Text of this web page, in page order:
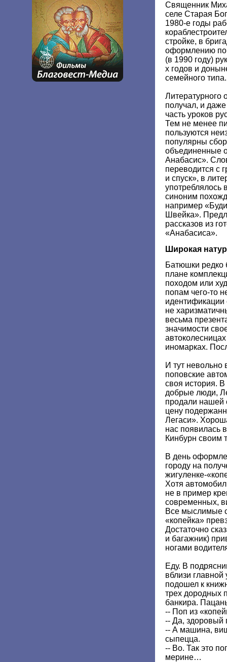
Священник
селе Старая
1980-е годы
стройке, в
оформлению
(в 1990 году)
х годов и
семейного типа.
Литературного
получал, и
часть уроков
Тем не менее
пользуются
популярны
объединенные
Анабасис».
переводится с
и спуск», в
употреблялось
синоним
например
Швейка».
рассказов из
«Анабасиса».
Широкая
Батюшки
плане
походом или
попам чего-то
не
весьма
значимости
иномарках.
И тут невольно
поповские
своя история.
добрые люди,
продали нашей
цену
Легаси».
нас появилась
Кинбурн своим
В день
городу на
жигуленке-
Хотя
не в пример
современных,
Все мыслимые
«копейка»
Достаточно
и багажник)
ногами
Еду. В
вблизи
подошел к
трех дородных
банкира.
-- Поп из
-- Да, здоровый
-- А машина,
сыпецца.
-- Во. Так это
мерине…